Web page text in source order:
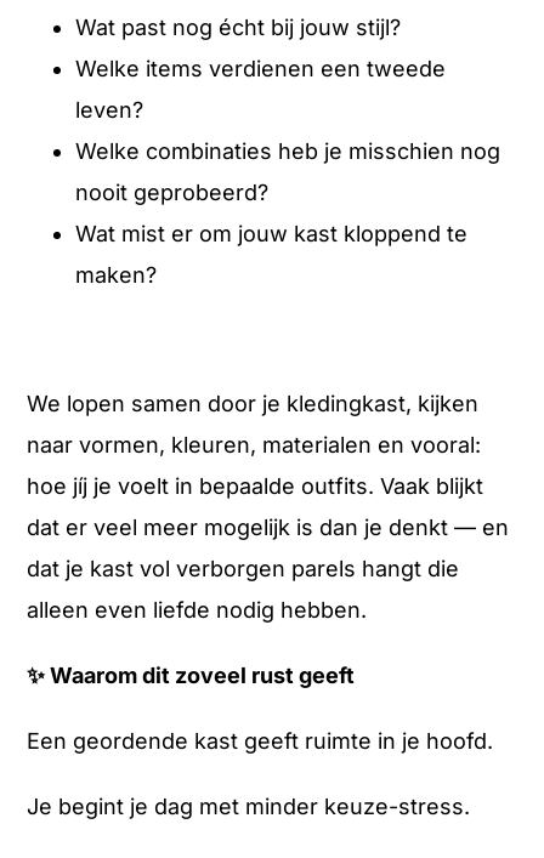
Wat past nog écht bij jouw stijl?
Welke items verdienen een tweede
leven?
Welke combinaties heb je misschien nog
nooit geprobeerd?
Wat mist er om jouw kast kloppend te
maken?
We lopen samen door je kledingkast, kijken
naar vormen, kleuren, materialen en vooral:
hoe jíj je voelt in bepaalde outfits. Vaak blijkt
dat er veel meer mogelijk is dan je denkt — en
dat je kast vol verborgen parels hangt die
alleen even liefde nodig hebben.
✨Waarom dit zoveel rust geeft
Een geordende kast geeft ruimte in je hoofd.
Je begint je dag met minder keuze-stress.